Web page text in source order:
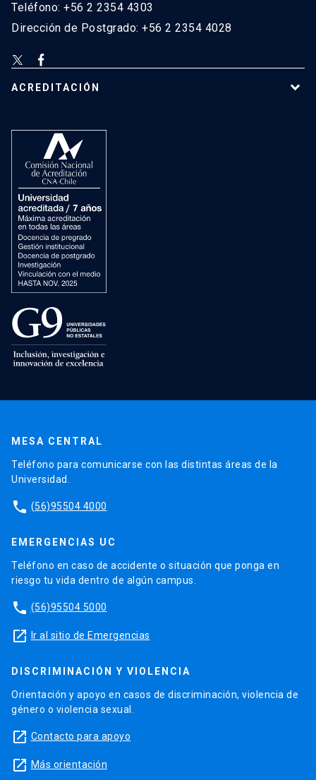
Teléfono: +56 2 2354 4303
Dirección de Postgrado: +56 2 2354 4028
ACREDITACIÓN
MESA CENTRAL
Teléfono para comunicarse con las distintas áreas de la
Universidad.
phone (56)95504 4000
EMERGENCIAS UC
Teléfono en caso de accidente o situación que ponga en
riesgo tu vida dentro de algún campus.
phone (56)95504 5000
launch Ir al sitio de Emergencias
DISCRIMINACIÓN Y VIOLENCIA
Orientación y apoyo en casos de discriminación, violencia de
género o violencia sexual.
launch Contacto para apoyo
launch Más orientación